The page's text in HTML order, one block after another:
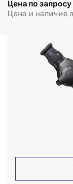
Цена по запросу
Цена и наличие